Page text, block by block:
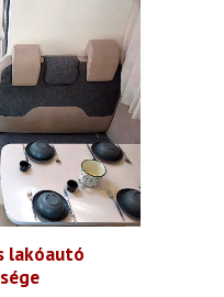
lakóautó